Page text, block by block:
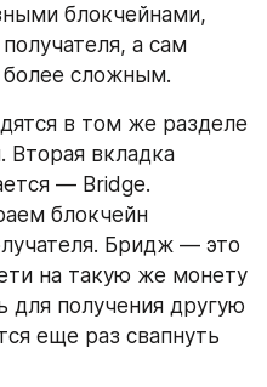
блокчейнами,
а сам
более сложным.
в том же разделе
Вторая вкладка
— Bridge.
блокчейн
Бридж — это
на такую же монету
для получения другую
еще раз свапнуть